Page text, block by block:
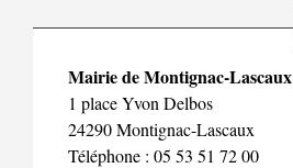
Mairie de Montignac-Lascaux
1 place Yvon Delbos
24290 Montignac-Lascaux
Téléphone : 05 53 51 72 00